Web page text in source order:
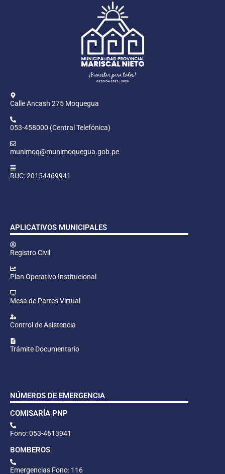
Calle Ancash 275 Moquegua
053-458000 (Central Telefónica)
munimoq@munimoquegua.gob.pe
RUC: 20154469941
APLICATIVOS MUNICIPALES
Registro Civil
Plan Operativo Institucional
Mesa de Partes Virtual
Control de Asistencia
Trámite Documentario
NÚMEROS DE EMERGENCIA
COMISARÍA PNP
Fono: 053-4613941
BOMBEROS
Emergencias Fono: 116